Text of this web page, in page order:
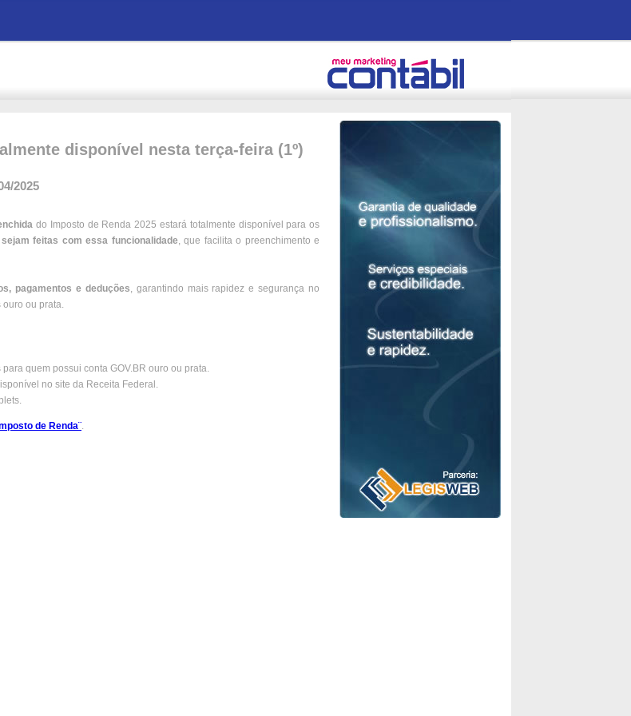
disponível nesta terça-feira (1º)
2025
do Imposto de Renda 2025 estará totalmente disponível para os
feitas com essa funcionalidade, que facilita o preenchimento e
pagamentos e deduções, garantindo mais rapidez e segurança no
ouro ou prata.
quem possui conta GOV.BR ouro ou prata.
no site da Receita Federal.
de Renda¨.